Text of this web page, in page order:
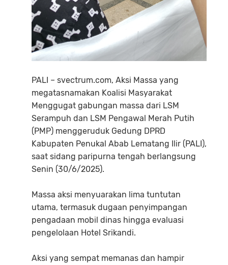
PALI – svectrum.com, Aksi Massa yang
megatasnamakan Koalisi Masyarakat
Menggugat gabungan massa dari LSM
Serampuh dan LSM Pengawal Merah Putih
(PMP) menggeruduk Gedung DPRD
Kabupaten Penukal Abab Lematang Ilir (PALI),
saat sidang paripurna tengah berlangsung
Senin (30/6/2025).
Massa aksi menyuarakan lima tuntutan
utama, termasuk dugaan penyimpangan
pengadaan mobil dinas hingga evaluasi
pengelolaan Hotel Srikandi.
Aksi yang sempat memanas dan hampir